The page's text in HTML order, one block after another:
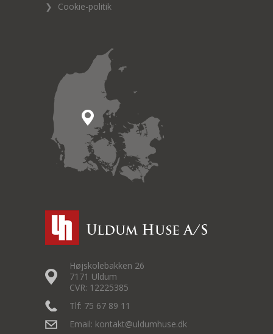
❯
Cookie-politik
Højskolebakken 26
7171 Uldum
CVR: 12225385
Tlf: 75 67 89 11
Email: kontakt@uldumhuse.dk